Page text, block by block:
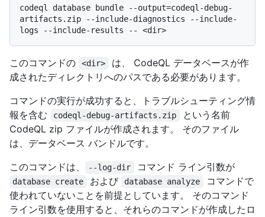
codeql database bundle --output=codeql-debug-
artifacts.zip --include-diagnostics --include-
このコマンドの <dir>
は、 CodeQL データベースが作
成されたディレクトリへのパスである必要があります。
コマンドの実行が成功すると、トラブルシューティング情
報を含む
codeql-debug-artifacts.zip
という名前
CodeQL zip ファイルが作成されます。 そのファイル
は、データベース バンドルです。
このコマンドは、
--log-dir コマンド ライン引数が
database create および database analyze
コマンドで
使われていないことを前提としています。 そのコマンド
ライン引数を使用すると、それらのコマンドが作成したロ